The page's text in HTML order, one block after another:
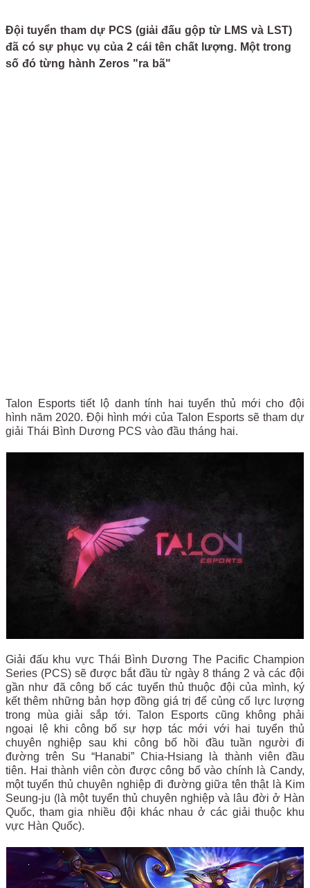
Đội tuyển tham dự PCS (giải đấu gộp từ LMS và LST)
đã có sự phục vụ của 2 cái tên chất lượng. Một trong
số đó từng hành Zeros "ra bã"
Talon Esports tiết lộ danh tính hai tuyển thủ mới cho đội
hình năm 2020. Đội hình mới của Talon Esports sẽ tham dự
giải Thái Bình Dương PCS vào đầu tháng hai.
Giải đấu khu vực Thái Bình Dương The Pacific Champion
Series (PCS) sẽ được bắt đầu từ ngày 8 tháng 2 và các đội
gần như đã công bố các tuyển thủ thuộc đội của mình, ký
kết thêm những bản hợp đồng giá trị để củng cố lực lượng
trong mùa giải sắp tới. Talon Esports cũng không phải
ngoại lệ khi công bố sự hợp tác mới với hai tuyển thủ
chuyên nghiệp sau khi công bố hồi đầu tuần người đi
đường trên Su “Hanabi” Chia-Hsiang là thành viên đầu
tiên. Hai thành viên còn được công bố vào chính là Candy,
một tuyển thủ chuyên nghiệp đi đường giữa tên thật là Kim
Seung-ju (là một tuyển thủ chuyên nghiệp và lâu đời ở Hàn
Quốc, tham gia nhiều đội khác nhau ở các giải thuộc khu
vực Hàn Quốc).